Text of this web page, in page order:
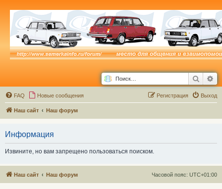
Поиск
FAQ Новые сообщения Выход
Регистрация
Наш сайт Наш форум
Информация
Извините, но вам запрещено пользоваться поиском.
Наш сайт Наш форум Часовой пояс: UTC+01:00